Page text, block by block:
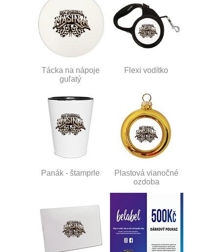
Tácka na nápoje
guľatý
Flexi vodítko
Panák - štamprle
Plastová vianočné
ozdoba